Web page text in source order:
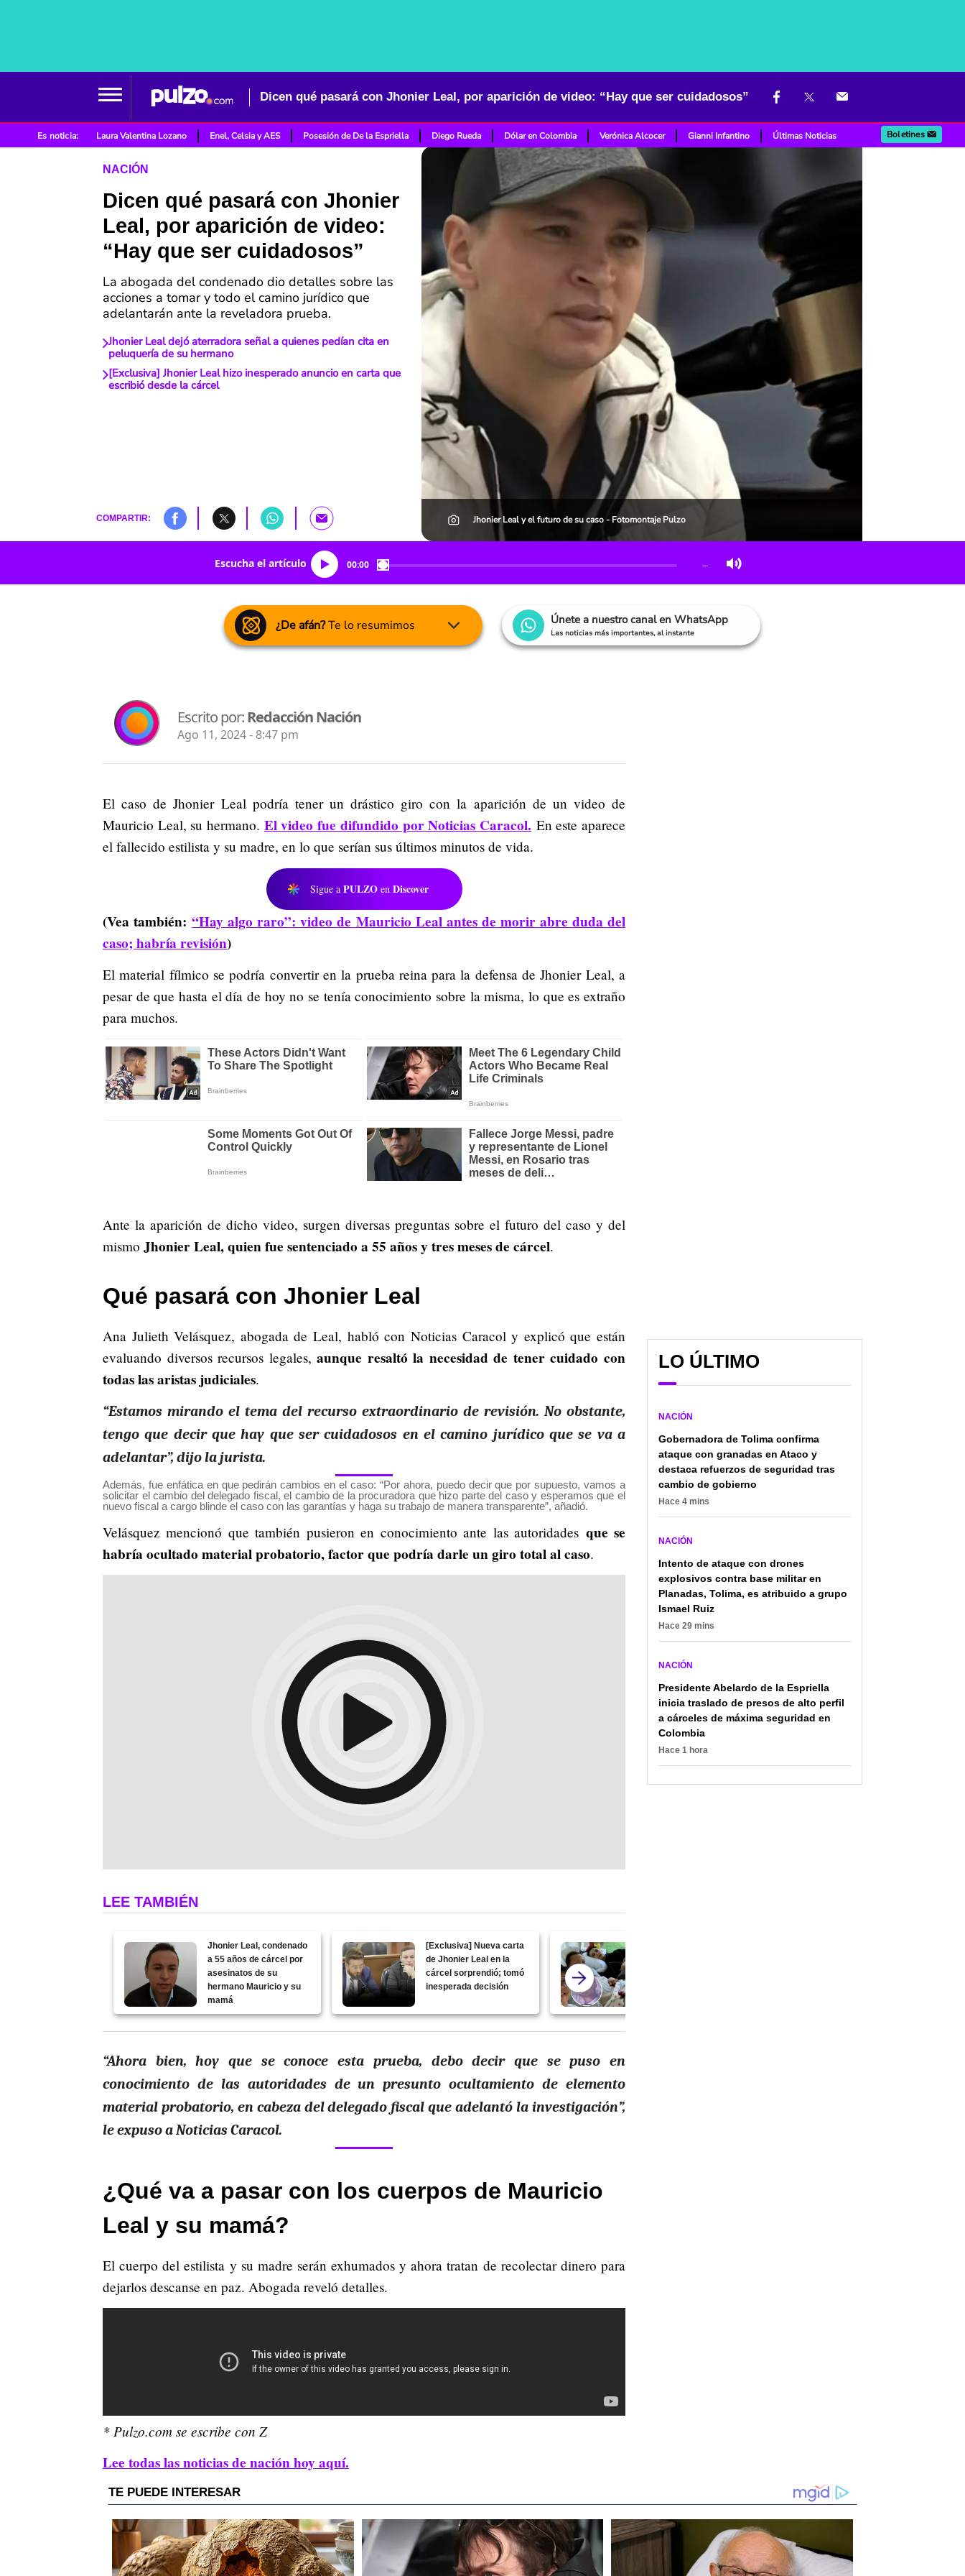
Dicen qué pasará con Jhonier Leal, por aparición de video: “Hay que ser cuidadosos”
Es noticia: Laura Valentina Lozano Enel, Celsia y AES Posesión de De la Espriella Diego Rueda Dólar en Colombia Verónica Alcocer Gianni Infantino Últimas Noticias Boletines
NACIÓN
Dicen qué pasará con Jhonier
Leal, por aparición de video:
“Hay que ser cuidadosos”
La abogada del condenado dio detalles sobre las
acciones a tomar y todo el camino jurídico que
adelantarán ante la reveladora prueba.
Jhonier Leal dejó aterradora señal a quienes pedían cita en
peluquería de su hermano
[Exclusiva] Jhonier Leal hizo inesperado anuncio en carta que
escribió desde la cárcel
COMPARTIR: Jhonier Leal y el futuro de su caso - Fotomontaje Pulzo
Escucha el artículo 00:00 …
¿De afán?Te lo resumimos Únete a nuestro canal en WhatsApp
Las noticias más importantes, al instante
Escrito por:Redacción Nación
Ago 11, 2024 - 8:47 pm
El caso de Jhonier Leal podría tener un drástico giro con la aparición de un video de
Mauricio Leal, su hermano. El video fue difundido por Noticias Caracol. En este aparece
el fallecido estilista y su madre, en lo que serían sus últimos minutos de vida.
Sigue a PULZO en Discover
(Vea también:“Hay algo raro”: video de Mauricio Leal antes de morir abre duda del
caso; habría revisión)
El material fílmico se podría convertir en la prueba reina para la defensa de Jhonier Leal, a
pesar de que hasta el día de hoy no se tenía conocimiento sobre la misma, lo que es extraño
para muchos.
Ante la aparición de dicho video, surgen diversas preguntas sobre el futuro del caso y del
mismo Jhonier Leal, quien fue sentenciado a 55 años y tres meses de cárcel.
Qué pasará con Jhonier Leal
Ana Julieth Velásquez, abogada de Leal, habló con Noticias Caracol y explicó que están
evaluando diversos recursos legales,aunque resaltó la necesidad de tener cuidado con
todas las aristas judiciales.
“Estamos mirando el tema del recurso extraordinario de revisión. No obstante,
tengo que decir que hay que ser cuidadosos en el camino jurídico que se va a
adelantar”, dijo la jurista.
Además, fue enfática en que pedirán cambios en el caso: “Por ahora, puedo decir que por supuesto, vamos a
solicitar el cambio del delegado fiscal, el cambio de la procuradora que hizo parte del caso y esperamos que el
nuevo fiscal a cargo blinde el caso con las garantías y haga su trabajo de manera transparente”, añadió.
Velásquez mencionó que también pusieron en conocimiento ante las autoridades que se
habría ocultado material probatorio, factor que podría darle un giro total al caso.
LEE TAMBIÉN
Jhonier Leal, condenado
a 55 años de cárcel por
asesinatos de su
hermano Mauricio y su
mamá
[Exclusiva] Nueva carta
de Jhonier Leal en la
cárcel sorprendió; tomó
inesperada decisión
“Ahora bien, hoy que se conoce esta prueba, debo decir que se puso en
conocimiento de las autoridades de un presunto ocultamiento de elemento
material probatorio, en cabeza del delegado fiscal que adelantó la investigación”,
le expuso a Noticias Caracol.
¿Qué va a pasar con los cuerpos de Mauricio
Leal y su mamá?
El cuerpo del estilista y su madre serán exhumados y ahora tratan de recolectar dinero para
dejarlos descanse en paz. Abogada reveló detalles.
* Pulzo.com se escribe con Z
Lee todas las noticias de nación hoy aquí.
LO ÚLTIMO
NACIÓN
Gobernadora de Tolima confirma
ataque con granadas en Ataco y
destaca refuerzos de seguridad tras
cambio de gobierno
Hace 4 mins
NACIÓN
Intento de ataque con drones
explosivos contra base militar en
Planadas, Tolima, es atribuido a grupo
Ismael Ruiz
Hace 29 mins
NACIÓN
Presidente Abelardo de la Espriella
inicia traslado de presos de alto perfil
a cárceles de máxima seguridad en
Colombia
Hace 1 hora